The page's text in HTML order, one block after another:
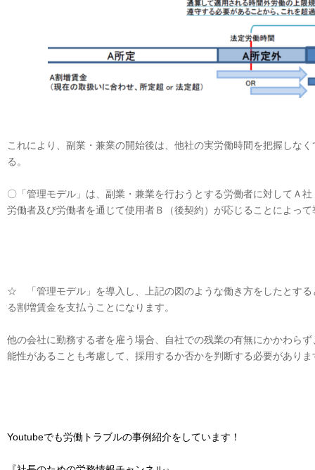
これにより、副業・兼業の開始後は、他社の実労働時間を把握しな
る。
〇「管理モデル」は、副業・兼業を行おうとする労働者に対してＡ
労働者及び労働者を通じて使用者Ｂ（後契約）が応じることによっ
☆ 「管理モデル」を導入し、上記の図のような働き方をしたとする
る割増賃金を支払うことになります。
他の会社に勤務する者を雇う場合、自社での残業の有無にかかわら
能性があることも考慮して、採用するか否かを判断する必要がありま
Youtubeでも労働トラブルの事例紹介をしています！